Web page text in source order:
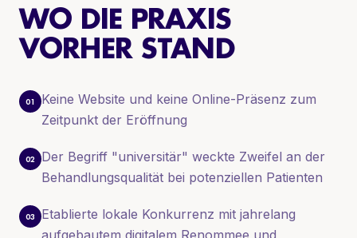
WO DIE PRAXIS
VORHER STAND
01
Keine Website und keine Online-Präsenz zum
Zeitpunkt der Eröffnung
02
Der Begriff "universitär" weckte Zweifel an der
Behandlungsqualität bei potenziellen Patienten
03
Etablierte lokale Konkurrenz mit jahrelang
aufgebautem digitalem Renommee und